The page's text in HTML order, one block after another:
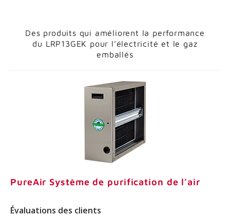
Des produits qui améliorent la performance
du LRP13GEK pour l’électricité et le gaz
emballés
PureAir Système de purification de l’air
Évaluations des clients